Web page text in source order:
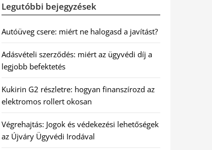
Legutóbbi bejegyzések
Autóüveg csere: miért ne halogasd a javítást?
Adásvételi szerződés: miért az ügyvédi díj a
legjobb befektetés
Kukirin G2 részletre: hogyan finanszírozd az
elektromos rollert okosan
Végrehajtás: Jogok és védekezési lehetőségek
az Újváry Ügyvédi Irodával